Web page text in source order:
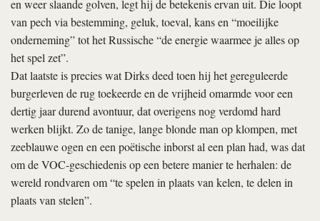
en weer slaande golven, legt hij de betekenis ervan uit. Die loopt
van pech via bestemming, geluk, toeval, kans en “moeilijke
onderneming” tot het Russische “de energie waarmee je alles op
het spel zet”.
Dat laatste is precies wat Dirks deed toen hij het gereguleerde
burgerleven de rug toekeerde en de vrijheid omarmde voor een
dertig jaar durend avontuur, dat overigens nog verdomd hard
werken blijkt. Zo de tanige, lange blonde man op klompen, met
zeeblauwe ogen en een poëtische inborst al een plan had, was dat
om de VOC-geschiedenis op een betere manier te herhalen: de
wereld rondvaren om “te spelen in plaats van kelen, te delen in
plaats van stelen”.